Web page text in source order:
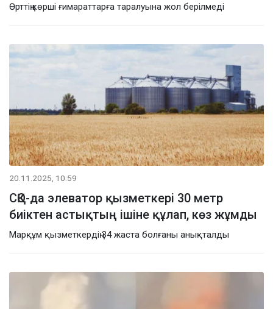
Өрттің көрші ғимараттарға таралуына жол берілмеді
20.11.2025, 10:59
СҚО-да элеватор қызметкері 30 метр
биіктен астықтың ішіне құлап, көз жұмды
Марқұм қызметкердің 34 жаста болғаны анықталды